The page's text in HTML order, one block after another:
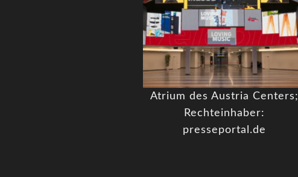
Atrium des Austria Centers;
Rechteinhaber:
presseportal.de